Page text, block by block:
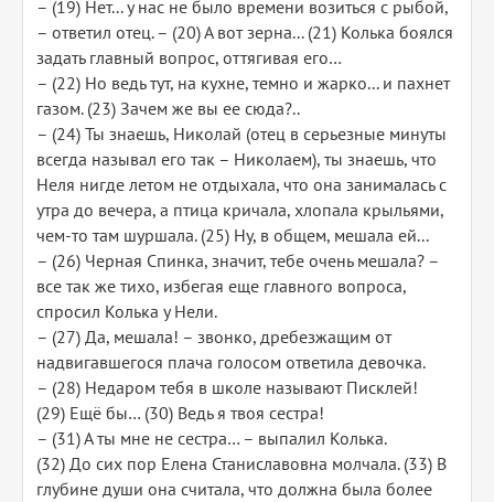
– (19) Нет... у нас не было времени возиться с рыбой,
– ответил отец. – (20) А вот зерна... (21) Колька боялся
задать главный вопрос, оттягивая его…
– (22) Но ведь тут, на кухне, темно и жарко... и пахнет
газом. (23) Зачем же вы ее сюда?..
– (24) Ты знаешь, Николай (отец в серьезные минуты
всегда называл его так – Николаем), ты знаешь, что
Неля нигде летом не отдыхала, что она занималась с
утра до вечера, а птица кричала, хлопала крыльями,
чем-то там шуршала. (25) Ну, в общем, мешала ей...
– (26) Черная Спинка, значит, тебе очень мешала? –
все так же тихо, избегая еще главного вопроса,
спросил Колька у Нели.
– (27) Да, мешала! – звонко, дребезжащим от
надвигавшегося плача голосом ответила девочка.
– (28) Недаром тебя в школе называют Писклей!
(29) Ещё бы… (30) Ведь я твоя сестра!
– (31) А ты мне не сестра… – выпалил Колька.
(32) До сих пор Елена Станиславовна молчала. (33) В
глубине души она считала, что должна была более